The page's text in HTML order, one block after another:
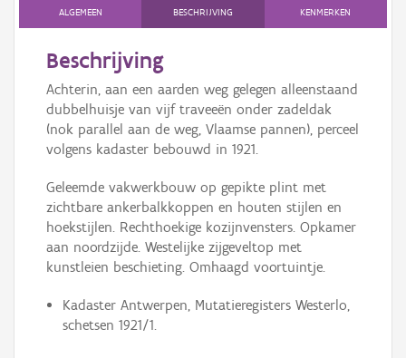
ALGEMEEN BESCHRIJVING KENMERKEN
Beschrijving
Achterin, aan een aarden weg gelegen alleenstaand
dubbelhuisje van vijf traveeën onder zadeldak
(nok parallel aan de weg, Vlaamse pannen), perceel
volgens kadaster bebouwd in 1921.
Geleemde vakwerkbouw op gepikte plint met
zichtbare ankerbalkkoppen en houten stijlen en
hoekstijlen. Rechthoekige kozijnvensters. Opkamer
aan noordzijde. Westelijke zijgeveltop met
kunstleien beschieting. Omhaagd voortuintje.
Kadaster Antwerpen, Mutatieregisters Westerlo,
schetsen 1921/1.